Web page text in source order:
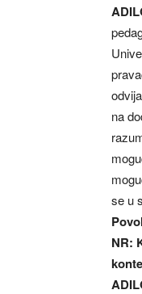
na
se u
NR: